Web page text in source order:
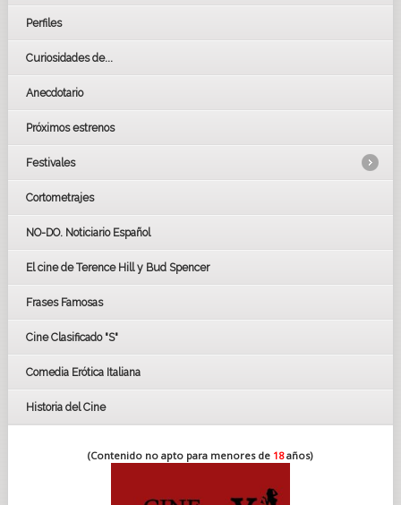
Perfiles
Curiosidades de...
Anecdotario
Próximos estrenos
Festivales
LOS OSCARS
GOYAS
BAFTA
Cortometrajes
NO-DO. Noticiario Español
El cine de Terence Hill y Bud Spencer
Frases Famosas
Cine Clasificado "S"
Comedia Erótica Italiana
Historia del Cine
(Contenido no apto para menores de 18años)